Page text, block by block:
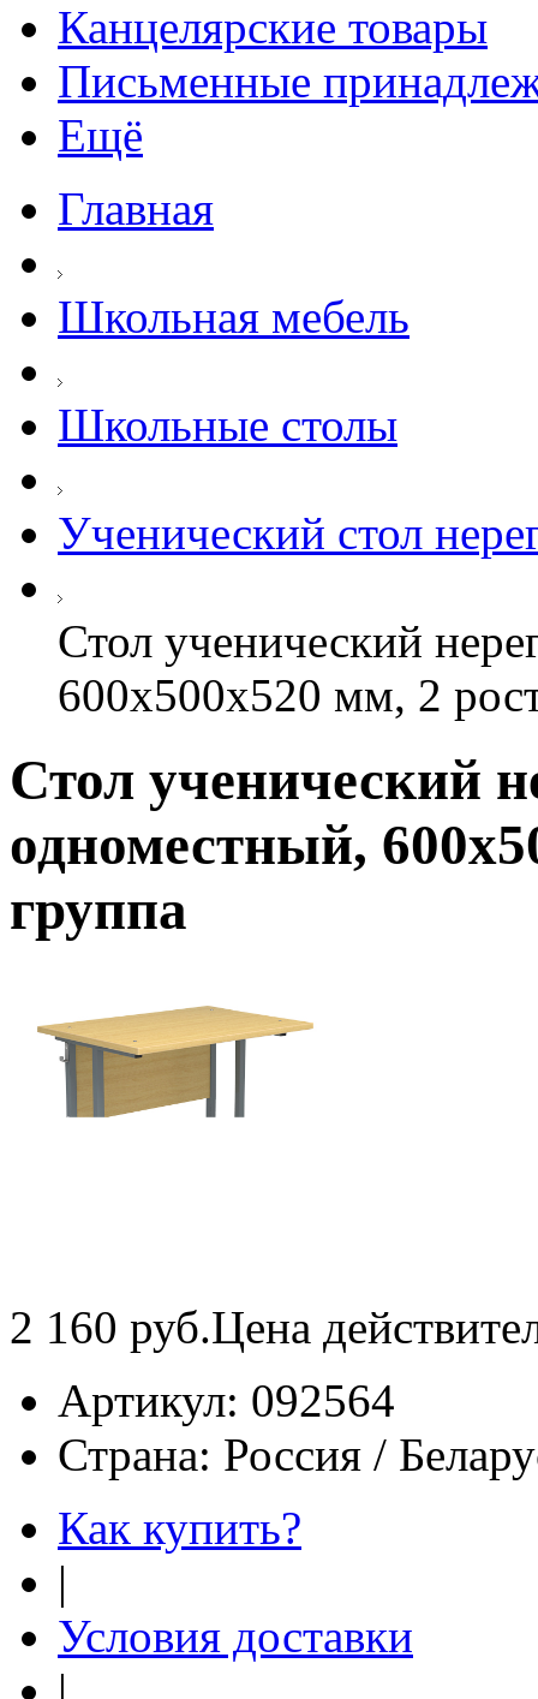
Канцелярские товары
Письменные
Ещё
Главная
Школьная мебель
Школьные столы
Ученический стол
Стол ученический
600х500х520 мм, 2
Стол ученический
одноместный,
группа
2 160 руб.Цена
Артикул: 092564
Страна: Россия /
Как купить?
|
Условия доставки